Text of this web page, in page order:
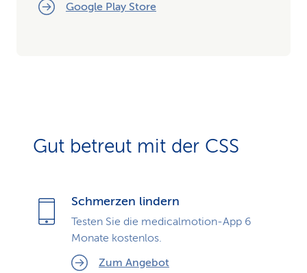
Google Play Store
Gut betreut mit der CSS
Schmerzen lindern
Testen Sie die medicalmotion-App 6
Monate kostenlos.
Zum Angebot